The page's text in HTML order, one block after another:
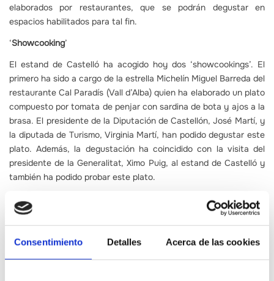
Consentimiento Detalles Acerca de las cookies
elaborados por restaurantes, que se podrán degustar en
espacios habilitados para tal fin.
‘Showcooking’
El estand de Castelló ha acogido hoy dos ‘showcookings’. El
primero ha sido a cargo de la estrella Michelín Miguel Barreda del
restaurante Cal Paradís (Vall d’Alba) quien ha elaborado un plato
compuesto por tomata de penjar con sardina de bota y ajos a la
brasa. El presidente de la Diputación de Castellón, José Martí, y
la diputada de Turismo, Virginia Martí, han podido degustar este
plato. Además, la degustación ha coincidido con la visita del
presidente de la Generalitat, Ximo Puig, al estand de Castelló y
también ha podido probar este plato.
El segundo ‘showcooking’ ha sido a cargo de Alejandra Herrador
y Emmanuel Carlucci del restaurante Atalaya (Alcalà de Xivert)
quienes ha preparado alcachofa de Benicarló con crema de
queso combinado con aceite de sobrasada con acabado de